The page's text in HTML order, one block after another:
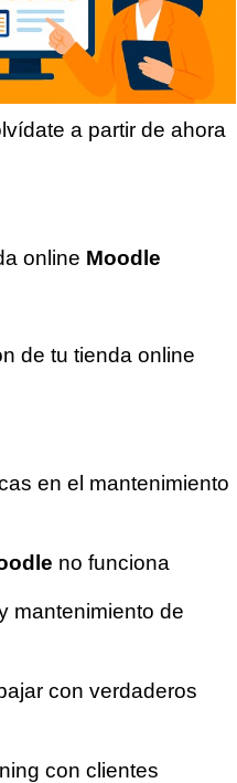
a partir de ahora
online Moodle
de tu tienda online
en el mantenimiento
no funciona
mantenimiento de
con verdaderos
con clientes